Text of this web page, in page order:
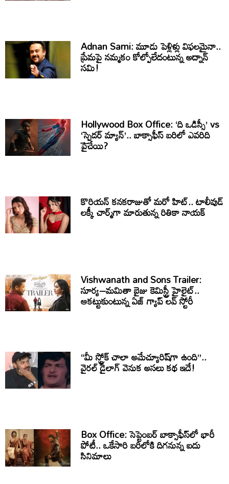
Adnan Sami: మూడు పెళ్లిళ్లు విఫలమైనా..
ప్రేమపై నమ్మకం కోల్పోలేదంటున్న అద్నాన్
సమి!
Hollywood Box Office: ‘ది ఒడిస్సీ’ vs
‘స్పైడర్ మ్యాన్’.. బాక్సాఫీస్ బరిలో ఎవరిది
పైచేయి?
కొరియన్ కనకరాజుతో మరో హిట్.. టాలీవుడ్
లక్కీ చార్మ్‌గా మారుతున్న రితికా నాయక్
Vishwanath and Sons Trailer:
సూర్య–మమితా బైజు కెమిస్ట్రీ హైలైట్..
ఆకట్టుకుంటున్న ఏజ్ గ్యాప్ లవ్ స్టోరీ
“మీ స్ట్రోక్ చాలా అమేచ్యూరిష్‌గా ఉంది”..
వైరల్ డైలాగ్ వెనుక అసలు కథ ఇదే!
Box Office: సెప్టెంబర్ బాక్సాఫీస్‌లో భారీ
పోటీ.. ఒకేసారి బరిలోకి దిగనున్న ఐదు
సినిమాలు